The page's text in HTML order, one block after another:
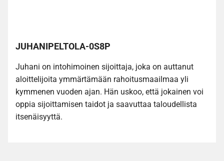
JUHANIPELTOLA-0S8P
Juhani on intohimoinen sijoittaja, joka on auttanut
aloittelijoita ymmärtämään rahoitusmaailmaa yli
kymmenen vuoden ajan. Hän uskoo, että jokainen voi
oppia sijoittamisen taidot ja saavuttaa taloudellista
itsenäisyyttä.